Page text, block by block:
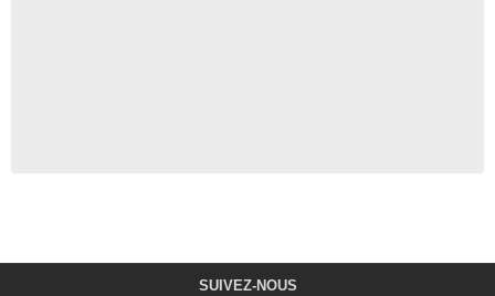
SUIVEZ-NOUS